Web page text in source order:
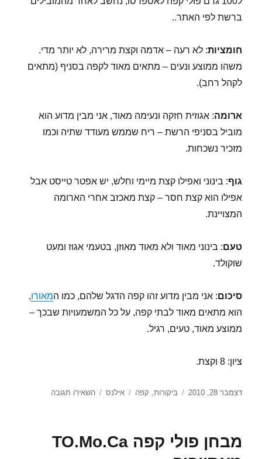
ברשת לפי האתר..
חומציות: לא רעה – אדמה וקצת מרירה, לא יותר מדי.
משהו ממוצע ונעים – מתאים מאוד לקפה בסניף (מתאים
לקהל רחב).
ארומה: אגוזית חזקה ונעימה מאוד, אני מבין מדוע הוא
מוביל בסניפי הרשת – ריח שממש מעודד שתיה וכמו
מזכיר נשכחות.
גוף: בינוני ואפילו קצת מיימי וחלש, יש אפטר טייסט אבל
אפילו הוא קצת חסר – קצת מאכזב אחרי הארומה
המצויינת.
טעם: בינוני מאוד ולא מאוד מאוזן, בטעמי אגוז ומעט
שוקולד.
סיכום: אני מבין מדוע זהו קפה הדגל שלהם, כמו המאורו,
הוא מתאים מאוד לבתי קפה, על כל המשמעויות שבכך –
ממוצע מאוד, טעים, רגיל.
ציון: 8 וקצת.
פורסם
דצמבר 28, 2010 קטגוריות
ביקורות, קפה תגיות
אילנס השאירו תגובה
מבחן פולי קפה TO.Mo.Ca